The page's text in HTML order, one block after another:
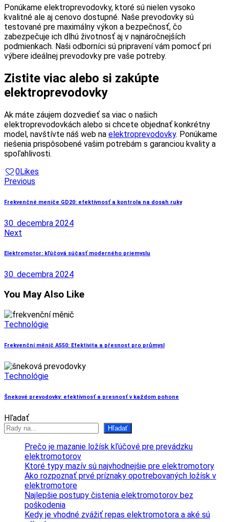
Ponúkame elektroprevodovky, ktoré sú nielen vysoko
kvalitné ale aj cenovo dostupné. Naše prevodovky sú
testované pre maximálny výkon a bezpečnosť, čo
zabezpečuje ich dlhú životnosť aj v najnáročnejších
podmienkach. Naši odborníci sú pripravení vám pomocť pri
výbere ideálnej prevodovky pre vaše potreby.
Zistite viac alebo si zakúpte
elektroprevodovky
Ak máte záujem dozvedieť sa viac o našich
elektroprevodovkách alebo si chcete objednať konkrétny
model, navštívte náš web na elektroprevodovky. Ponúkame
riešenia prispôsobené vašim potrebám s garanciou kvality a
spoľahlivosti.
0Likes
Navigácia
v
Previous
Frekvenčné meniče GD20: efektívnosť a kontrola na dosah ruky
30. decembra 2024
Next
Elektromotor: kľúčová súčasť moderného priemyslu
30. decembra 2024
You May Also Like
Technológie
Frekvenční měnič A550: Efektivita a přesnost pro průmysl
Technológie
Šnekové prevodovky: efektívnosť a presnosť v každom pohone
Hľadať
Hľadať
Prečo je mazanie ložísk kľúčové pre prevádzku
elektromotorov
Ktoré typy mazív sú najvhodnejšie pre elektromotory
Ako rozpoznať prvé príznaky opotrebovaných ložísk v
elektromotore
Najlepšie postupy čistenia elektromotorov bez
poškodenia
Kedy je vhodné zvážiť repas elektromotora a aké sú